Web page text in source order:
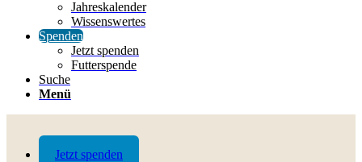
Jetzt spenden
Jahreskalender
Wissenswertes
Spenden
Jetzt spenden
Futterspende
Suche
Menü